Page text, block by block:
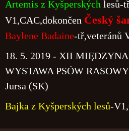
Artemis z Kyšperských lesů-
V1,CAC,dokončen Český
Baylene Badaine-tř,veteránů
18. 5. 2019 - XII
WYSTAWA PSÓW
Jursa (SK)
Bajka z Kyšperských lesů-